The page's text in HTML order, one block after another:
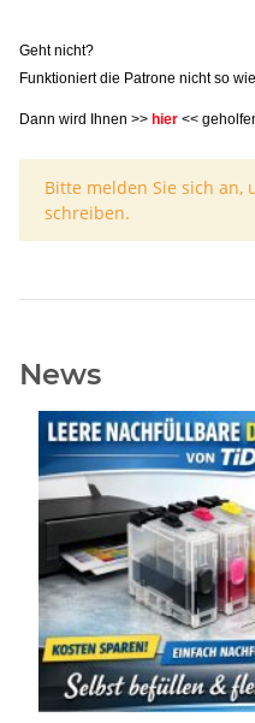
Geht nicht?
Funktioniert die Patrone nicht so
Dann wird Ihnen >> hier <<
x
Bitte melden Sie sich an,
schreiben.
News